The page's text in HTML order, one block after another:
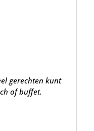
gerechten kunt
of buffet.